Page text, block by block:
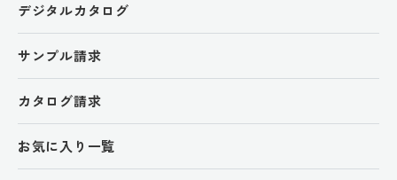
デジタルカタログ
サンプル請求
カタログ請求
お気に入り一覧